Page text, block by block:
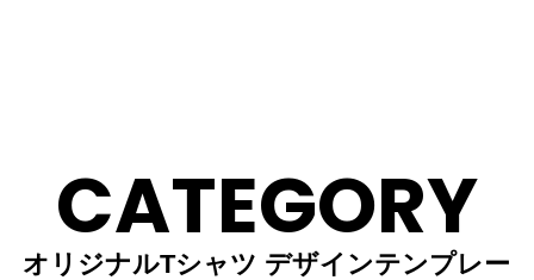
CATEGORY
オリジナルTシャツ デザインテンプレー